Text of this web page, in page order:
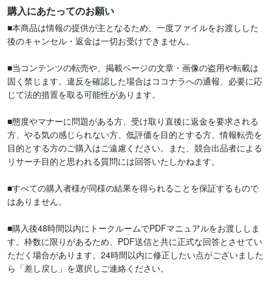
購入にあたってのお願い
■本商品は情報の提供が主となるため、一度ファイルをお渡しした
後のキャンセル・返金は一切お受けできません。
■当コンテンツの転売や、掲載ページの文章・画像の盗用や転載は
固く禁じます。違反を確認した場合はココナラへの通報、必要に応
じて法的措置を取る可能性があります。
■態度やマナーに問題がある方、受け取り直後に返金を要求される
方、やる気の感じられない方、低評価を目的とする方、情報転売を
目的とする方のご購入はご遠慮ください。また、競合出品者による
リサーチ目的と思われる質問には回答いたしかねます。
■すべての購入者様が同様の結果を得られることを保証するもので
はありません。
■購入後48時間以内にトークルームでPDFマニュアルをお渡ししま
す。枠数に限りがあるため、PDF送信と共に正式な回答とさせてい
ただく場合があります。24時間以内に修正したい点がございました
ら「差し戻し」を選択しご連絡ください。